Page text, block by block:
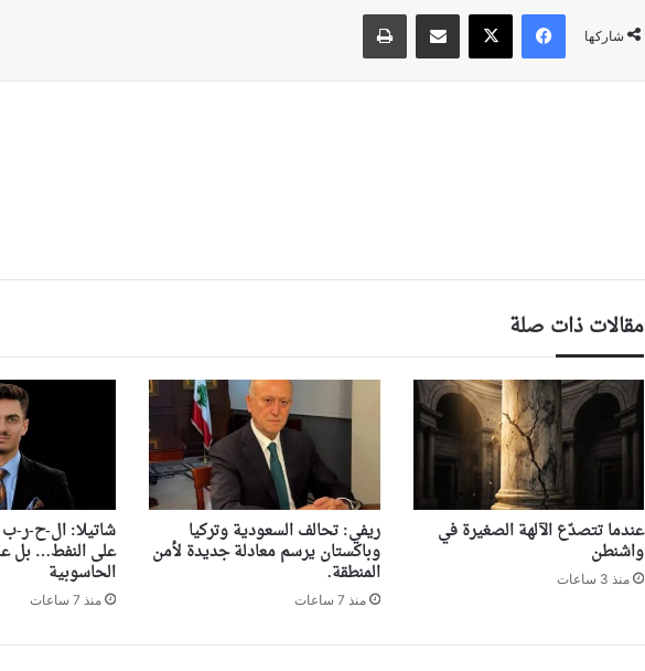
شاركها
فيسبوك ‫X مشاركة عبر البريد طباعة
مقالات ذات صلة
‏عندما تتصدّع الآلهة الصغيرة في
واشنطن
منذ 3 ساعات
ريفي: تحالف السعودية وتركيا
وباكستان يرسم معادلة جديدة لأمن
المنطقة.
منذ 7 ساعات
شاتيلا: ال-ح-ر-ب
على النفط… بل
الحاسوبية
منذ 7 ساعات